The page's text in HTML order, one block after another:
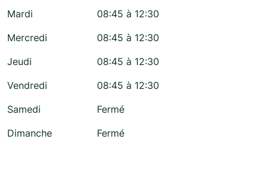
Mardi
08:45 à 12:30
Mercredi
08:45 à 12:30
Jeudi
08:45 à 12:30
Vendredi
08:45 à 12:30
Samedi
Fermé
Dimanche
Fermé